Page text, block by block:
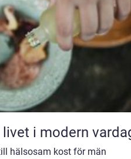
om livet i modern
hälsosam kost för män